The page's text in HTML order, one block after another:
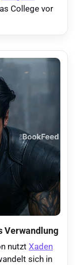
College vor
Verwandlung
nutzt Xaden
sich in